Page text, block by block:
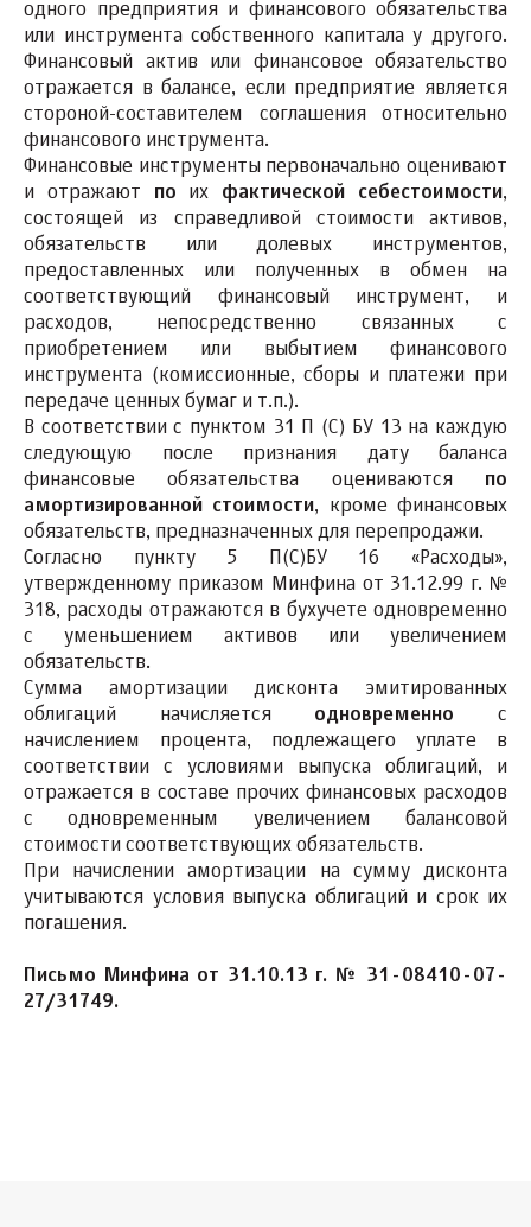
одного предприятия и финансового обязательства
или инструмента собственного капитала у другого.
Финансовый актив или финансовое обязательство
отражается в балансе, если предприятие является
стороной-составителем соглашения относительно
финансового инструмента.
Финансовые инструменты первоначально оценивают
и отражают по их фактической себестоимости,
состоящей из справедливой стоимости активов,
обязательств или долевых инструментов,
предоставленных или полученных в обмен на
соответствующий финансовый инструмент, и
расходов, непосредственно связанных с
приобретением или выбытием финансового
инструмента (комиссионные, сборы и платежи при
передаче ценных бумаг и т.п.).
В соответствии с пунктом 31 П (С) БУ 13 на каждую
следующую после признания дату баланса
финансовые обязательства оцениваются по
амортизированной стоимости, кроме финансовых
обязательств, предназначенных для перепродажи.
Согласно пункту 5 П(С)БУ 16 «Расходы»,
утвержденному приказом Минфина от 31.12.99 г. №
318, расходы отражаются в бухучете одновременно
с уменьшением активов или увеличением
обязательств.
Сумма амортизации дисконта эмитированных
облигаций начисляется одновременно с
начислением процента, подлежащего уплате в
соответствии с условиями выпуска облигаций, и
отражается в составе прочих финансовых расходов
с одновременным увеличением балансовой
стоимости соответствующих обязательств.
При начислении амортизации на сумму дисконта
учитываются условия выпуска облигаций и срок их
погашения.
Письмо Минфина от 31.10.13 г. № 31-08410-07-
27/31749.